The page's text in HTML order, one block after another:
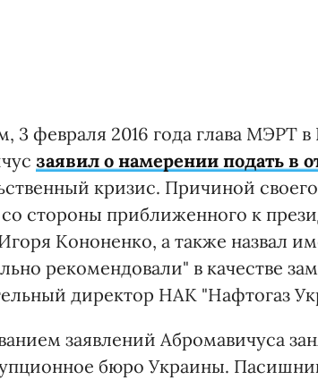
3 февраля 2016 года глава МЭРТ
заявил о намерении подать в
кризис. Причиной
со стороны приближенного к
Кононенко, а также назвал
рекомендовали" в качестве
директор НАК "Нафтогаз
заявлений Абромавичуса
бюро Украины.